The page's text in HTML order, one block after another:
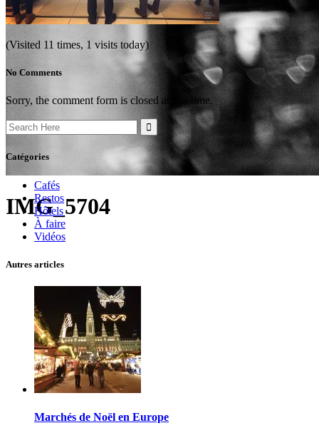
IMG_5704
(Visited 11 times, 1 visits today)
No Comments
Sorry, the comment form is closed at this time.
Search
for:
Catégories
Cafés
Restos
Hôtels
À faire
Vidéos
Autres articles
Marchés de Noël en Europe